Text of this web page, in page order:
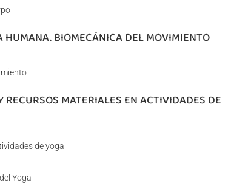
HUMANA. BIOMECÁNICA DEL MOVIMIENTO
RECURSOS MATERIALES EN ACTIVIDADES DE
de yoga
Yoga